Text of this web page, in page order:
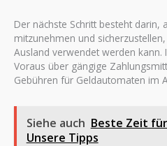
Der nächste Schritt besteht darin,
mitzunehmen und
Ausland verwendet werden kann.
Voraus über gängige
Gebühren für Geldautomaten im
Siehe auch Beste Zeit
Unsere Tipps